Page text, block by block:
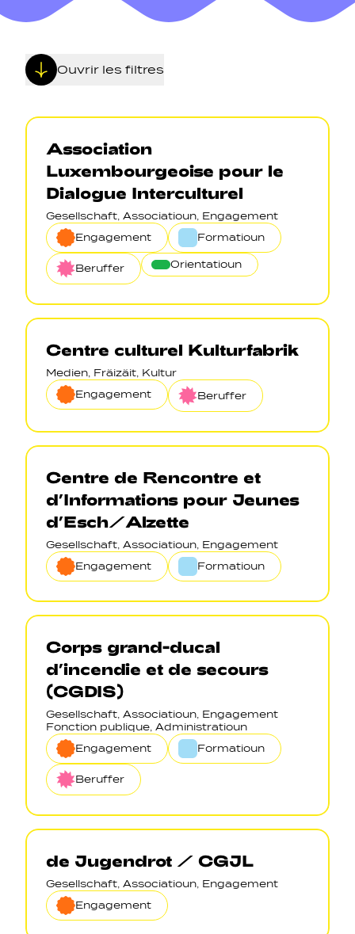
Navigation secondarie
Sozial Netzwierker
Navigation pied de page
Gérer les cookies
Ouvrir les filtres
Association
Luxembourgeoise pour le
Dialogue Interculturel
Gesellschaft, Associatioun, Engagement
Engagement
Formatioun
Beruffer Orientatioun
Centre culturel Kulturfabrik
Medien, Fräizäit, Kultur
Engagement
Beruffer
Centre de Rencontre et
d’Informations pour Jeunes
d’Esch/Alzette
Gesellschaft, Associatioun, Engagement
Engagement
Formatioun
Corps grand-ducal
d’incendie et de secours
(CGDIS)
Gesellschaft, Associatioun, Engagement
Fonction publique, Administratioun
Engagement
Formatioun
Beruffer
de Jugendrot / CGJL
Gesellschaft, Associatioun, Engagement
Engagement